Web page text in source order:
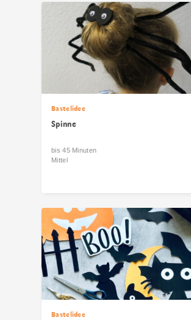
Bastelidee
Spinne
bis 45 Minuten
Mittel
Bastelidee